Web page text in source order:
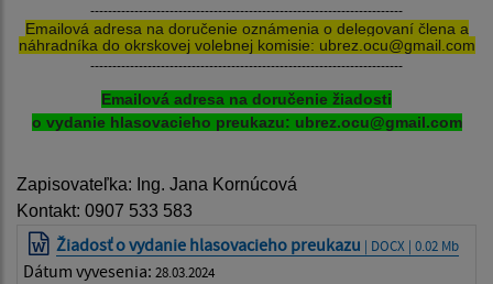
-----------------------------------------------------------------------
Emailová adresa na doručenie oznámenia o delegovaní člena a
náhradníka do okrskovej volebnej komisie: ubrez.ocu@gmail.com
-----------------------------------------------------------------------
Emailová adresa na doručenie žiadosti
o vydanie hlasovacieho preukazu: ubrez.ocu@gmail.com
Zapisovateľka: Ing. Jana Kornúcová
Kontakt: 0907 533 583
Žiadosť o vydanie hlasovacieho preukazu | DOCX | 0.02 Mb
Dátum vyvesenia: 28.03.2024